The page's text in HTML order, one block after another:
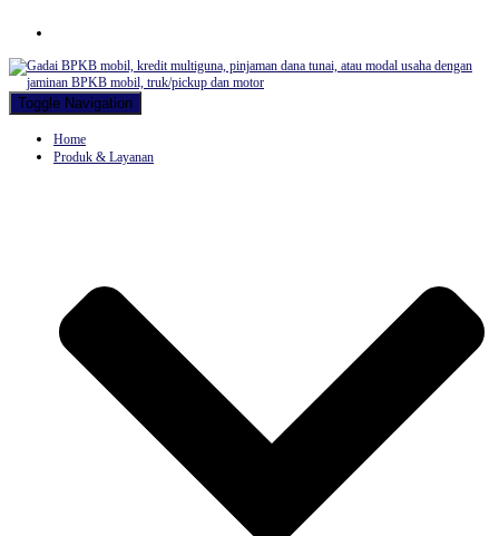
Toggle Navigation
Home
Produk & Layanan